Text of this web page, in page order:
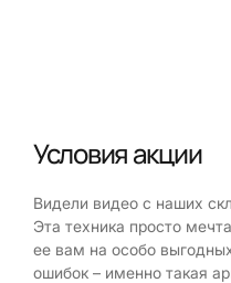
Условия акции
Видели видео с наших
Эта техника просто
ее вам на особо
ошибок – именно такая